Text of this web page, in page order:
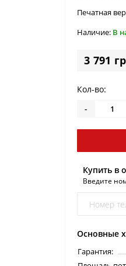
Печатная
Наличие: В
3 791
Основные
Гарантия:
Кол-во:
-
Купить в
Введите